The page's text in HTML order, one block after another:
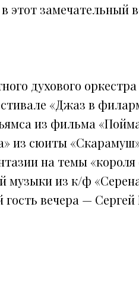
этот замечательный
духового
«Джаз в
из фильма
из сюиты
на темы «короля
музыки из к/ф
вечера — Сергей